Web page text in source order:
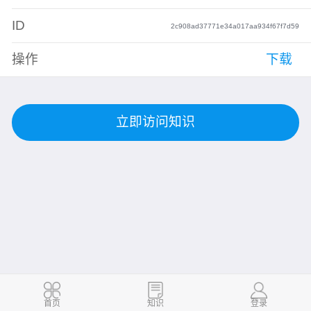
首页 知识 登录
ID 2c908ad37771e34a017aa934f67f7d59
操作 下载
立即访问知识